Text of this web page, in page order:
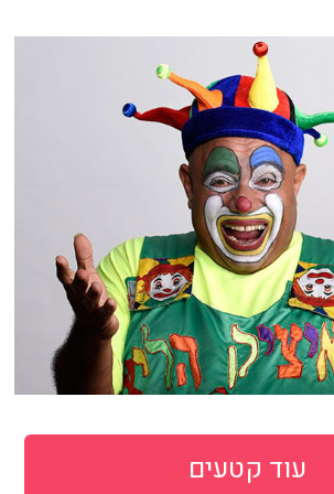
עוד קטעים